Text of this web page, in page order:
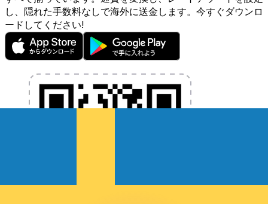
し、隠れた手数料なしで海外に送金します。今すぐダウンロ
ードしてください!